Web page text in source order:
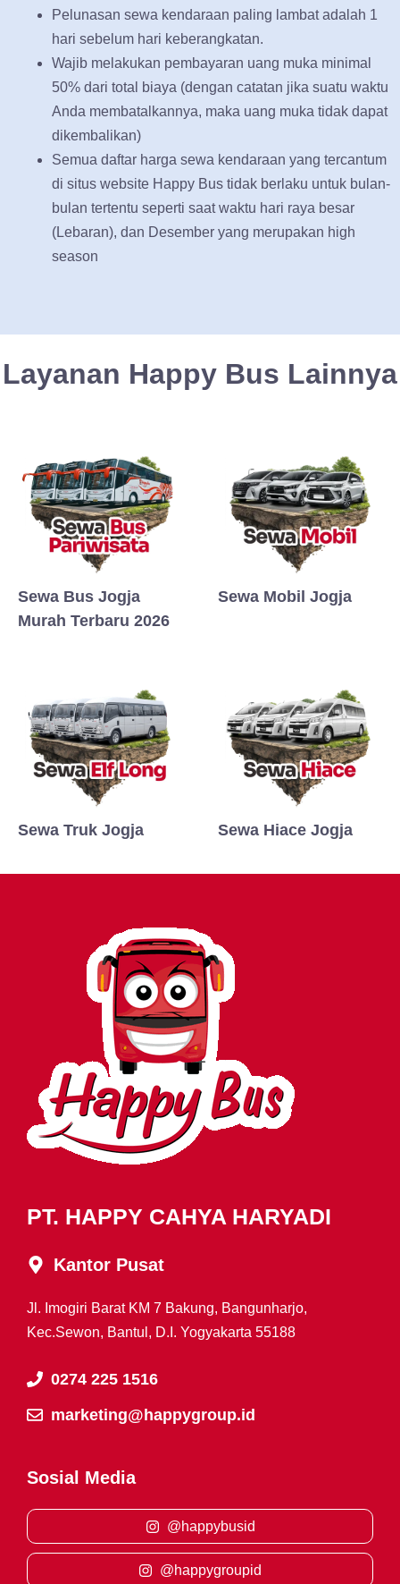
Pelunasan sewa kendaraan paling lambat adalah 1
hari sebelum hari keberangkatan.
Wajib melakukan pembayaran uang muka minimal
50% dari total biaya (dengan catatan jika suatu waktu
Anda membatalkannya, maka uang muka tidak dapat
dikembalikan)
Semua daftar harga sewa kendaraan yang tercantum
di situs website Happy Bus tidak berlaku untuk bulan-
bulan tertentu seperti saat waktu hari raya besar
(Lebaran), dan Desember yang merupakan high
season
Layanan Happy Bus Lainnya
Sewa Bus Jogja
Murah Terbaru 2026
Sewa Mobil Jogja
Sewa Truk Jogja Sewa Hiace Jogja
PT. HAPPY CAHYA HARYADI
Kantor Pusat
Jl. Imogiri Barat KM 7 Bakung, Bangunharjo,
Kec.Sewon, Bantul, D.I. Yogyakarta 55188
0274 225 1516
marketing@happygroup.id
Sosial Media
@happybusid
@happygroupid